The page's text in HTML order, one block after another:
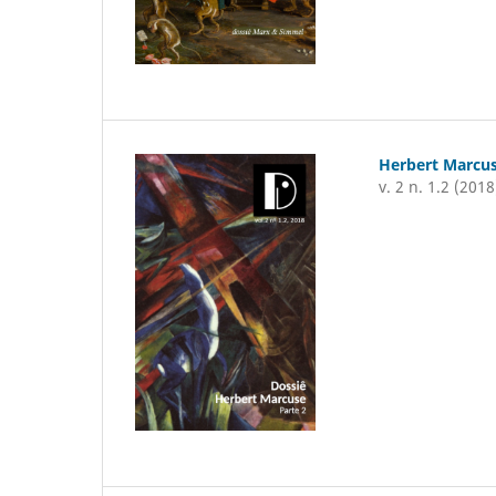
Herbert
v. 2 n. 1.2